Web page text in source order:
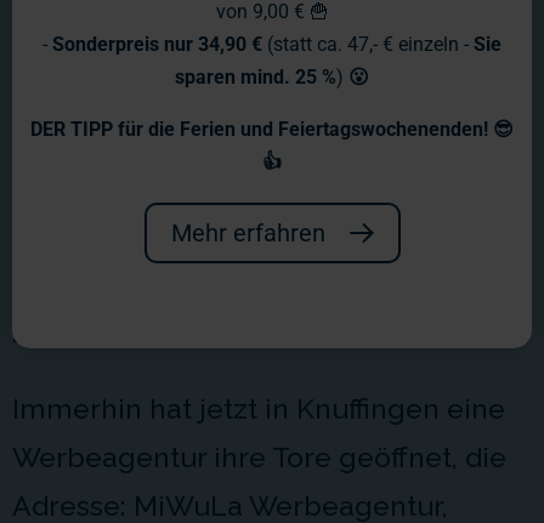
Wochenbericht Nr. 59
Und was ist eigentlich mit unserem
2002), aber egal...
Immerhin hat jetzt in Knuffingen eine
Werbeagentur ihre Tore geöffnet, die
Adresse: MiWuLa Werbeagentur,
von 9,00 € 🍟
- Sonderpreis nur 34,90 € (statt ca. 47,- € einzeln - Sie
sparen mind. 25 %) 😮
DER TIPP für die Ferien und Feiertagswochenenden! 😎
👍
Mehr erfahren